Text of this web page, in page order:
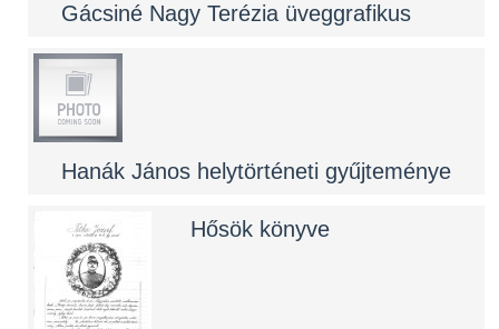
Gácsiné Nagy Terézia üveggrafikus
Hanák János helytörténeti gyűjteménye
Hősök könyve